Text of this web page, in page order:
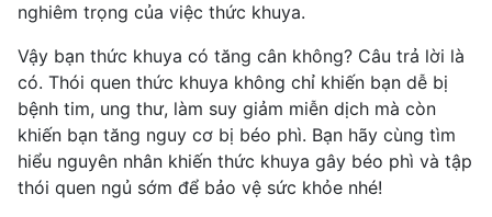
nghiêm trọng của việc thức khuya.
Vậy bạn thức khuya có tăng cân không? Câu trả lời là
có. Thói quen thức khuya không chỉ khiến bạn dễ bị
bệnh tim, ung thư, làm suy giảm miễn dịch mà còn
khiến bạn tăng nguy cơ bị béo phì. Bạn hãy cùng tìm
hiểu nguyên nhân khiến thức khuya gây béo phì và tập
thói quen ngủ sớm để bảo vệ sức khỏe nhé!